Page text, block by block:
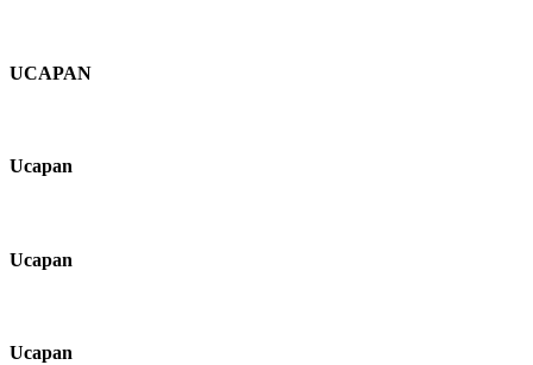
UCAPAN
Ucapan
Ucapan
Ucapan